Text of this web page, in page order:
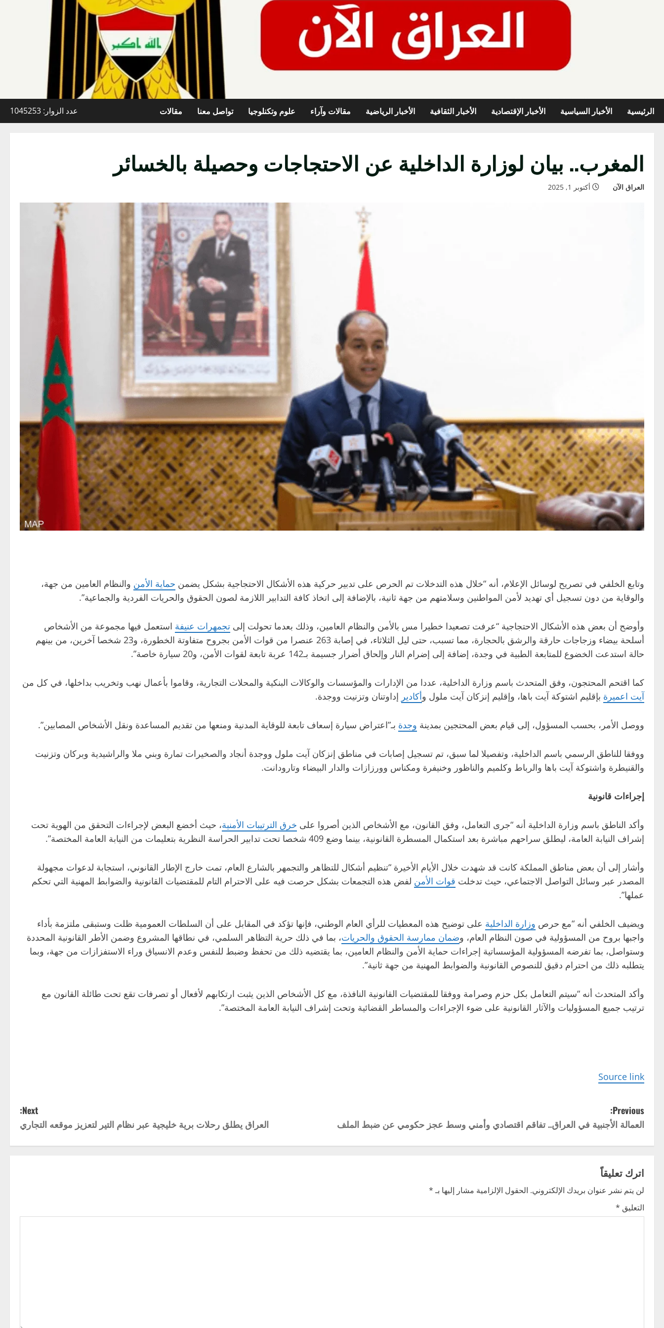
الرئيسية الأخبار السياسية الأخبار الإقتصادية الأخبار الثقافية الأخبار الرياضية مقالات وآراء علوم وتكنلوجيا تواصل معنا مقالات عدد الزوار: 1045253
المغرب.. بيان لوزارة الداخلية عن الاحتجاجات وحصيلة بالخسائر
العراق الآن أكتوبر 1, 2025
وتابع الخلفي في تصريح لوسائل الإعلام، أنه “خلال هذه التدخلات تم الحرص على تدبير حركية هذه الأشكال الاحتجاجية بشكل يضمن حماية الأمن والنظام العامين من جهة،
والوقاية من دون تسجيل أي تهديد لأمن المواطنين وسلامتهم من جهة ثانية، بالإضافة إلى اتخاذ كافة التدابير اللازمة لصون الحقوق والحريات الفردية والجماعية”.
وأوضح أن بعض هذه الأشكال الاحتجاجية “عرفت تصعيدا خطيرا مس بالأمن والنظام العامين، وذلك بعدما تحولت إلى تجمهرات عنيفة استعمل فيها مجموعة من الأشخاص
أسلحة بيضاء وزجاجات حارقة والرشق بالحجارة، مما تسبب، حتى ليل الثلاثاء، في إصابة 263 عنصرا من قوات الأمن بجروح متفاوتة الخطورة، و23 شخصا آخرين، من بينهم
حالة استدعت الخضوع للمتابعة الطبية في وجدة، إضافة إلى إضرام النار وإلحاق أضرار جسيمة بـ142 عربة تابعة لقوات الأمن، و20 سيارة خاصة”.
كما اقتحم المحتجون، وفق المتحدث باسم وزارة الداخلية، عددا من الإدارات والمؤسسات والوكالات البنكية والمحلات التجارية، وقاموا بأعمال نهب وتخريب بداخلها، في كل من
آيت اعميرة بإقليم اشتوكة آيت باها، وإقليم إنزكان آيت ملول وأكادير إداوتنان وتزنيت ووجدة.
ووصل الأمر، بحسب المسؤول، إلى قيام بعض المحتجين بمدينة وجدة بـ”اعتراض سيارة إسعاف تابعة للوقاية المدنية ومنعها من تقديم المساعدة ونقل الأشخاص المصابين”.
ووفقا للناطق الرسمي باسم الداخلية، وتفصيلا لما سبق، تم تسجيل إصابات في مناطق إنزكان آيت ملول ووجدة أنجاد والصخيرات تمارة وبني ملا والراشيدية وبركان وتزنيت
والقنيطرة واشتوكة آيت باها والرباط وكلميم والناظور وخنيفرة ومكناس وورزازات والدار البيضاء وتارودانت.
إجراءات قانونية
وأكد الناطق باسم وزارة الداخلية أنه “جرى التعامل، وفق القانون، مع الأشخاص الذين أصروا على خرق الترتيبات الأمنية، حيث أخضع البعض لإجراءات التحقق من الهوية تحت
إشراف النيابة العامة، ليطلق سراحهم مباشرة بعد استكمال المسطرة القانونية، بينما وضع 409 شخصا تحت تدابير الحراسة النظرية بتعليمات من النيابة العامة المختصة”.
وأشار إلى أن بعض مناطق المملكة كانت قد شهدت خلال الأيام الأخيرة “تنظيم أشكال للتظاهر والتجمهر بالشارع العام، تمت خارج الإطار القانوني، استجابة لدعوات مجهولة
المصدر عبر وسائل التواصل الاجتماعي، حيث تدخلت قوات الأمن لفض هذه التجمعات بشكل حرصت فيه على الاحترام التام للمقتضيات القانونية والضوابط المهنية التي تحكم
عملها”.
ويضيف الخلفي أنه “مع حرص وزارة الداخلية على توضيح هذه المعطيات للرأي العام الوطني، فإنها تؤكد في المقابل على أن السلطات العمومية ظلت وستبقى ملتزمة بأداء
واجبها بروح من المسؤولية في صون النظام العام، وضمان ممارسة الحقوق والحريات، بما في ذلك حرية التظاهر السلمي، في نطاقها المشروع وضمن الأطر القانونية المحددة
وستواصل، بما تفرضه المسؤولية المؤسساتية إجراءات حماية الأمن والنظام العامين، بما يقتضيه ذلك من تحفظ وضبط للنفس وعدم الانسياق وراء الاستفزازات من جهة، وبما
يتطلبه ذلك من احترام دقيق للنصوص القانونية والضوابط المهنية من جهة ثانية”.
وأكد المتحدث أنه “سيتم التعامل بكل حزم وصرامة ووفقا للمقتضيات القانونية النافذة، مع كل الأشخاص الذين يثبت ارتكابهم لأفعال أو تصرفات تقع تحت طائلة القانون مع
ترتيب جميع المسؤوليات والآثار القانونية على ضوء الإجراءات والمساطر القضائية وتحت إشراف النيابة العامة المختصة”.
Source link
P
o
s
t
n
a
Previous:
العمالة الأجنبية في العراق.. تفاقم اقتصادي وأمني وسط عجز حكومي عن ضبط الملف
Next:
العراق يطلق رحلات برية خليجية عبر نظام التير لتعزيز موقعه التجاري
اترك تعليقاً
لن يتم نشر عنوان بريدك الإلكتروني. الحقول الإلزامية مشار إليها بـ*
التعليق *